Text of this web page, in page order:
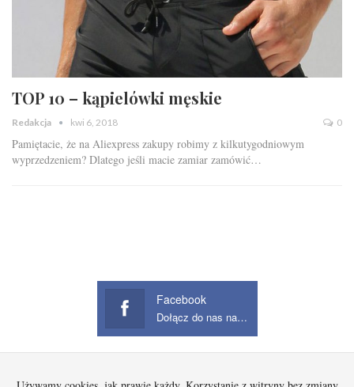
TOP 10 – kąpielówki męskie
Redakcja kwi 6, 2018 0
Pamiętacie, że na Aliexpress zakupy robimy z kilkutygodniowym
wyprzedzeniem? Dlatego jeśli macie zamiar zamówić…
Facebook
Dołącz do nas na Facebook